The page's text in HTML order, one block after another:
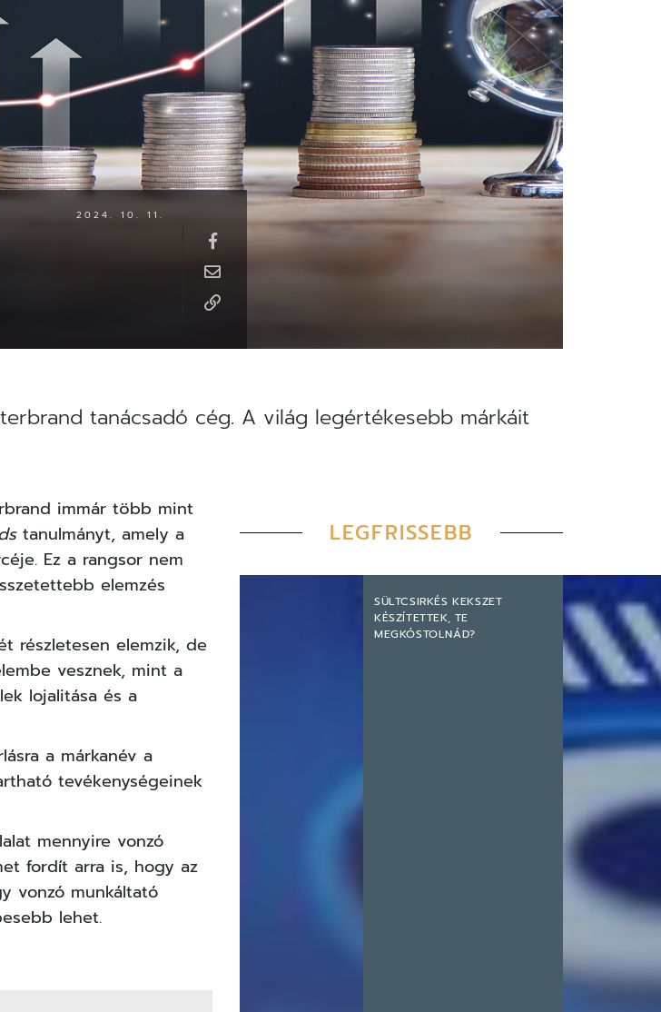
2024. 10. 11.
tanácsadó cég. A világ legértékesebb márkáit
immár több mint
tanulmányt, amely a
Ez a rangsor nem
elemzés
részletesen elemzik, de
vesznek, mint a
lojalitása és a
a márkanév a
tevékenységeinek
mennyire vonzó
fordít arra is, hogy az
vonzó munkáltató
lehet.
LEGFRISSEBB
SÜLTCSIRKÉS KEKSZET
KÉSZÍTETTEK, TE
MEGKÓSTOLNÁD?